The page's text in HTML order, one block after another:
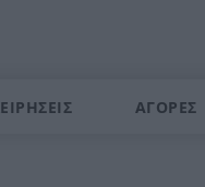
ΑΓΟΡΕΣ